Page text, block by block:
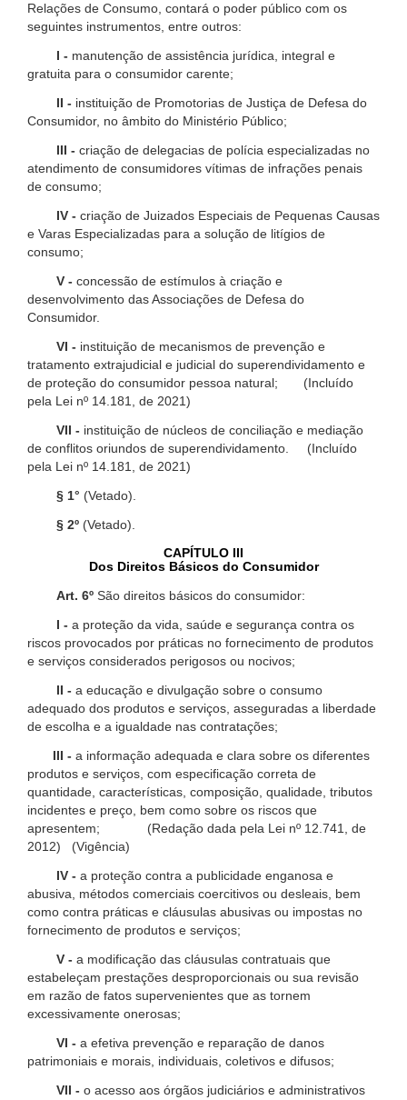
Relações de Consumo, contará o poder público com os
seguintes instrumentos, entre outros:
I - manutenção de assistência jurídica, integral e
gratuita para o consumidor carente;
II - instituição de Promotorias de Justiça de Defesa do
Consumidor, no âmbito do Ministério Público;
III - criação de delegacias de polícia especializadas no
atendimento de consumidores vítimas de infrações penais
de consumo;
IV - criação de Juizados Especiais de Pequenas Causas
e Varas Especializadas para a solução de litígios de
consumo;
V - concessão de estímulos à criação e
desenvolvimento das Associações de Defesa do
Consumidor.
VI - instituição de mecanismos de prevenção e
tratamento extrajudicial e judicial do superendividamento e
de proteção do consumidor pessoa natural; (Incluído
pela Lei nº 14.181, de 2021)
VII - instituição de núcleos de conciliação e mediação
de conflitos oriundos de superendividamento. (Incluído
pela Lei nº 14.181, de 2021)
§ 1° (Vetado).
§ 2º (Vetado).
CAPÍTULO III
Dos Direitos Básicos do Consumidor
Art. 6º São direitos básicos do consumidor:
I - a proteção da vida, saúde e segurança contra os
riscos provocados por práticas no fornecimento de produtos
e serviços considerados perigosos ou nocivos;
II - a educação e divulgação sobre o consumo
adequado dos produtos e serviços, asseguradas a liberdade
de escolha e a igualdade nas contratações;
III - a informação adequada e clara sobre os diferentes
produtos e serviços, com especificação correta de
quantidade, características, composição, qualidade, tributos
incidentes e preço, bem como sobre os riscos que
apresentem; (Redação dada pela Lei nº 12.741, de
2012) (Vigência)
IV - a proteção contra a publicidade enganosa e
abusiva, métodos comerciais coercitivos ou desleais, bem
como contra práticas e cláusulas abusivas ou impostas no
fornecimento de produtos e serviços;
V - a modificação das cláusulas contratuais que
estabeleçam prestações desproporcionais ou sua revisão
em razão de fatos supervenientes que as tornem
excessivamente onerosas;
VI - a efetiva prevenção e reparação de danos
patrimoniais e morais, individuais, coletivos e difusos;
VII - o acesso aos órgãos judiciários e administrativos